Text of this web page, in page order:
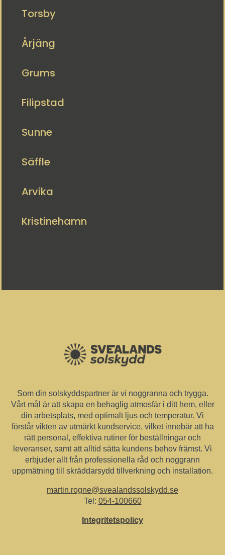
Torsby
Årjäng
Grums
Filipstad
Sunne
Säffle
Arvika
Kristinehamn
Som din solskyddspartner är vi noggranna och trygga.
Vårt mål är att skapa en behaglig atmosfär i ditt hem, eller
din arbetsplats, med optimalt ljus och temperatur. Vi
förstår vikten av utmärkt kundservice, vilket innebär att ha
rätt personal, effektiva rutiner för beställningar och
leveranser, samt att alltid sätta kundens behov främst. Vi
erbjuder allt från professionella råd och noggrann
uppmätning till skräddarsydd tillverkning och installation.
martin.rogne@svealandssolskydd.se
Tel: 054-100660
Integritetspolicy